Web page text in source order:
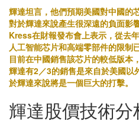
輝達坦言，他們預期美國對中國的
對於輝達來說產生很深遠的負面影
Kress在財報發布會上表示，從去
人工智能芯片和高端零部件的限制
目前在中國銷售該芯片的較低版本
輝達有2／3的銷售是來自於美國以
於輝達來說將是一個巨大的打擊。
輝達股價技術分